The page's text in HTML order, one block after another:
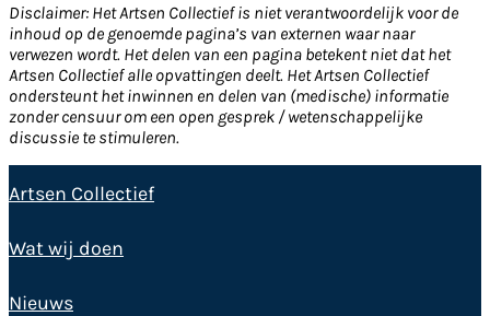
Disclaimer: Het Artsen Collectief is niet verantwoordelijk voor de
inhoud op de genoemde pagina’s van externen waar naar
verwezen wordt. Het delen van een pagina betekent niet dat het
Artsen Collectief alle opvattingen deelt. Het Artsen Collectief
ondersteunt het inwinnen en delen van (medische) informatie
zonder censuur om een open gesprek / wetenschappelijke
discussie te stimuleren.
Artsen Collectief
Wat wij doen
Nieuws